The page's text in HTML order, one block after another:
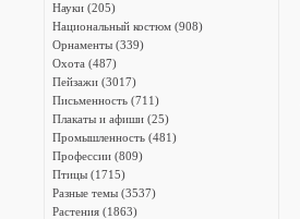
Науки (205)
Национальный костюм (908)
Орнаменты (339)
Охота (487)
Пейзажи (3017)
Письменность (711)
Плакаты и афиши (25)
Промышленность (481)
Профессии (809)
Птицы (1715)
Разные темы (3537)
Растения (1863)